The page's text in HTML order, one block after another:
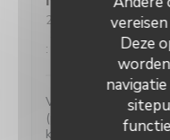
Deze
2026-05-27- 20:30 -
Atmosfeer
:
Verrassende
(plat of bruis) is
klein maar ze